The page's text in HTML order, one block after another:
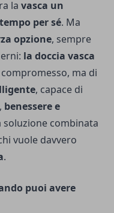
la vasca un
per sé. Ma
opzione, sempre
la doccia vasca
ma di
, capace di
, benessere e
soluzione combinata
vuole davvero
.
puoi avere